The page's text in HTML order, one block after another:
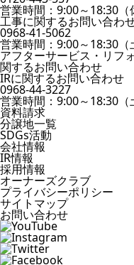
営業時間：9:00～18:30（
工事に関するお問い合わ
0968-41-5062
営業時間：9:00～18:30（
アフターサービス・リフ
関するお問い合わせ
IRに関するお問い合わせ
0968-44-3227
営業時間：9:00～18:30（
資料請求
分譲地一覧
SDGs活動
会社情報
IR情報
採用情報
オーナーズクラブ
プライバシーポリシー
サイトマップ
お問い合わせ